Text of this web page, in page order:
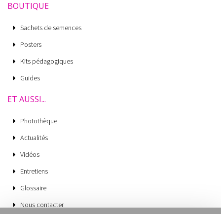
BOUTIQUE
Sachets de semences
Posters
Kits pédagogiques
Guides
ET AUSSI...
Photothèque
Actualités
Vidéos
Entretiens
Glossaire
Nous contacter